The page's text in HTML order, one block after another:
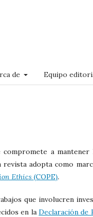
de Equipo
compromete a
revista adopta como
Ethics (COPE).
que involucren
en la Declaración de